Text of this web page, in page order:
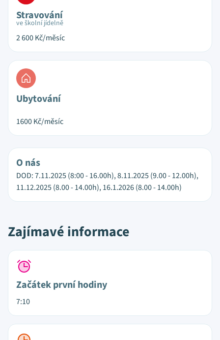
Stravování
ve školní jídelně
2 600Kč/měsíc
Ubytování
1600Kč/měsíc
O nás
DOD: 7.11.2025 (8:00 - 16.00h), 8.11.2025 (9.00 - 12.00h),
11.12.2025 (8.00 - 14.00h), 16.1.2026 (8.00 - 14.00h)
Zajímavé informace
Začátek první hodiny
7:10